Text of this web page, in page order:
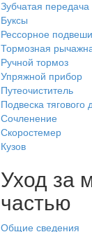
Зубчатая передача
Буксы
Рессорное
Тормозная
Ручной тормоз
Упряжной прибор
Путеочиститель
Подвеска тягового
Сочленение
Скоростемер
Кузов
Уход за
частью
Общие сведения